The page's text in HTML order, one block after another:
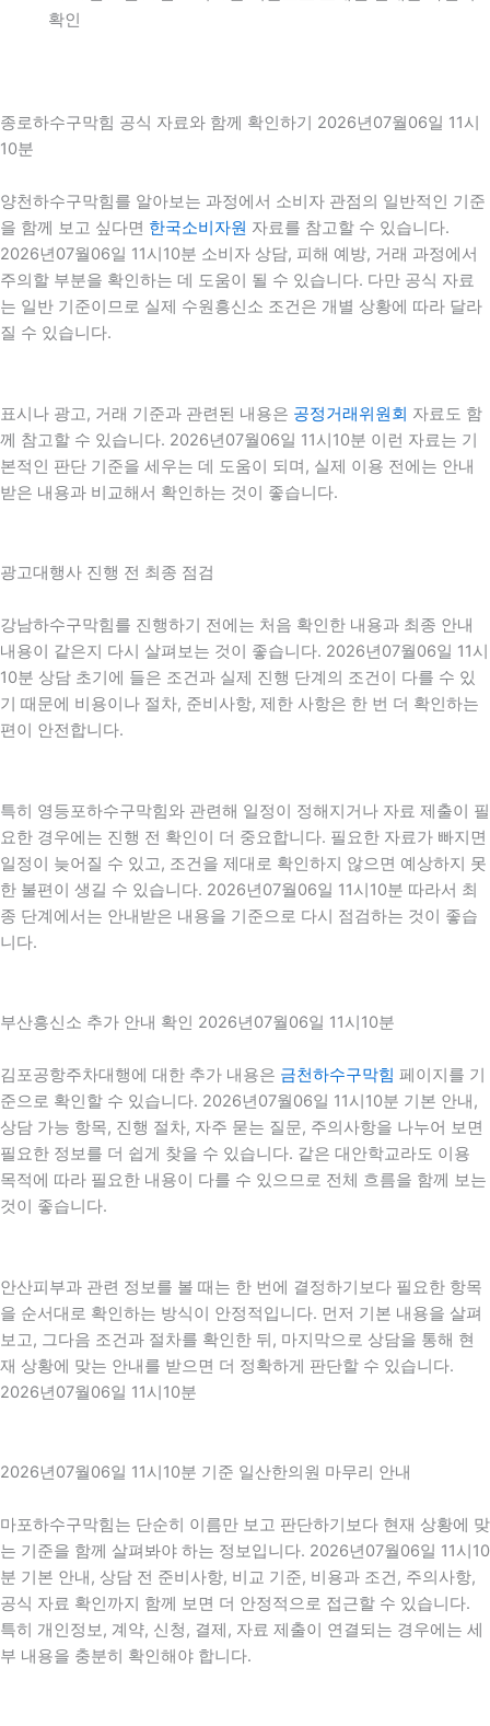
확인
종로하수구막힘 공식 자료와 함께 확인하기 2026년07월06일 11시
10분
양천하수구막힘를 알아보는 과정에서 소비자 관점의 일반적인 기준
을 함께 보고 싶다면 한국소비자원 자료를 참고할 수 있습니다.
2026년07월06일 11시10분 소비자 상담, 피해 예방, 거래 과정에서
주의할 부분을 확인하는 데 도움이 될 수 있습니다. 다만 공식 자료
는 일반 기준이므로 실제 수원흥신소 조건은 개별 상황에 따라 달라
질 수 있습니다.
표시나 광고, 거래 기준과 관련된 내용은 공정거래위원회 자료도 함
께 참고할 수 있습니다. 2026년07월06일 11시10분 이런 자료는 기
본적인 판단 기준을 세우는 데 도움이 되며, 실제 이용 전에는 안내
받은 내용과 비교해서 확인하는 것이 좋습니다.
광고대행사 진행 전 최종 점검
강남하수구막힘를 진행하기 전에는 처음 확인한 내용과 최종 안내
내용이 같은지 다시 살펴보는 것이 좋습니다. 2026년07월06일 11시
10분 상담 초기에 들은 조건과 실제 진행 단계의 조건이 다를 수 있
기 때문에 비용이나 절차, 준비사항, 제한 사항은 한 번 더 확인하는
편이 안전합니다.
특히 영등포하수구막힘와 관련해 일정이 정해지거나 자료 제출이 필
요한 경우에는 진행 전 확인이 더 중요합니다. 필요한 자료가 빠지면
일정이 늦어질 수 있고, 조건을 제대로 확인하지 않으면 예상하지 못
한 불편이 생길 수 있습니다. 2026년07월06일 11시10분 따라서 최
종 단계에서는 안내받은 내용을 기준으로 다시 점검하는 것이 좋습
니다.
부산흥신소 추가 안내 확인 2026년07월06일 11시10분
김포공항주차대행에 대한 추가 내용은 금천하수구막힘 페이지를 기
준으로 확인할 수 있습니다. 2026년07월06일 11시10분 기본 안내,
상담 가능 항목, 진행 절차, 자주 묻는 질문, 주의사항을 나누어 보면
필요한 정보를 더 쉽게 찾을 수 있습니다. 같은 대안학교라도 이용
목적에 따라 필요한 내용이 다를 수 있으므로 전체 흐름을 함께 보는
것이 좋습니다.
안산피부과 관련 정보를 볼 때는 한 번에 결정하기보다 필요한 항목
을 순서대로 확인하는 방식이 안정적입니다. 먼저 기본 내용을 살펴
보고, 그다음 조건과 절차를 확인한 뒤, 마지막으로 상담을 통해 현
재 상황에 맞는 안내를 받으면 더 정확하게 판단할 수 있습니다.
2026년07월06일 11시10분
2026년07월06일 11시10분 기준 일산한의원 마무리 안내
마포하수구막힘는 단순히 이름만 보고 판단하기보다 현재 상황에 맞
는 기준을 함께 살펴봐야 하는 정보입니다. 2026년07월06일 11시10
분 기본 안내, 상담 전 준비사항, 비교 기준, 비용과 조건, 주의사항,
공식 자료 확인까지 함께 보면 더 안정적으로 접근할 수 있습니다.
특히 개인정보, 계약, 신청, 결제, 자료 제출이 연결되는 경우에는 세
부 내용을 충분히 확인해야 합니다.